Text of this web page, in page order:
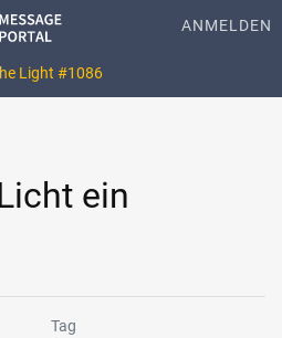
ANMELDEN
Light #1086
ein
Tag